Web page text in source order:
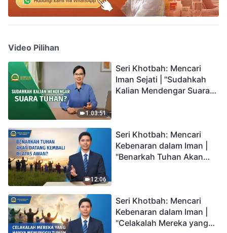
Video Pilihan
1:03:51
Seri Khotbah: Mencari
Iman Sejati | "Sudahkah
Kalian Mendengar Suara
12:06
Seri Khotbah: Mencari
Kebenaran dalam Iman |
"Benarkah Tuhan Akan
Seri Khotbah: Mencari
Kebenaran dalam Iman |
"Celakalah Mereka yang